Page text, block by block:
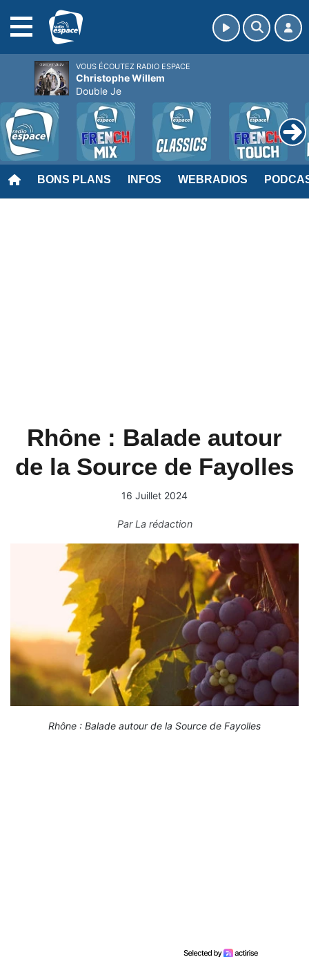
BONS PLANS INFOS WEBRADIOS
Rhône : Balade autour
de la Source de Fayolles
16 Juillet 2024
ParLa rédaction
Rhône : Balade autour de la Source de Fayolles
VOUS ÉCOUTEZ RADIO ESPACE
Christophe Willem
Double Je